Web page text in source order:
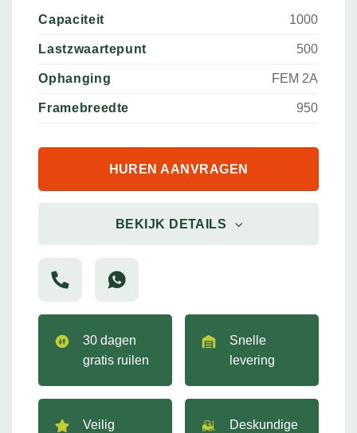
Capaciteit 1000
Lastzwaartepunt 500
Ophanging FEM 2A
Framebreedte 950
HUREN AANVRAGEN
BEKIJK DETAILS
30 dagen
gratis ruilen
Snelle
levering
Veilig
Deskundige